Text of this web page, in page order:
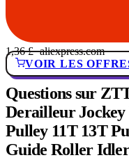
1,36 £· aliexpress.com
VOIR LES
Questions sur
Derailleur Jockey
Pulley 11T 13T
Guide Roller